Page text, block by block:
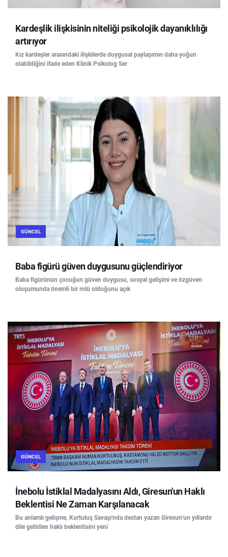
Kardeşlik ilişkisinin niteliği psikolojik dayanıklılığı
artırıyor
Kız kardeşler arasındaki ilişkilerde duygusal paylaşımın daha yoğun
olabildiğini ifade eden Klinik Psikolog Ser
GÜNCEL
Baba figürü güven duygusunu güçlendiriyor
Baba figürünün çocuğun güven duygusu, sosyal gelişimi ve özgüven
oluşumunda önemli bir rolü olduğunu açık
GÜNCEL
İnebolu İstiklal Madalyasını Aldı, Giresun'un Haklı
Beklentisi Ne Zaman Karşılanacak
Bu anlamlı gelişme, Kurtuluş Savaşı'nda destan yazan Giresun'un yıllardır
dile getirilen haklı beklentisini yeni